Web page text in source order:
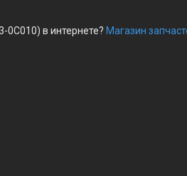
0C010) в интернете? Магазин